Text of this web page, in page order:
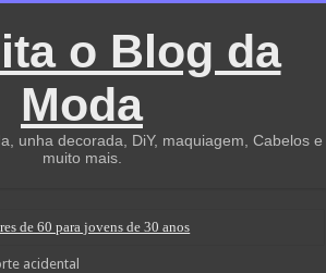
o Blog da
Moda
unha decorada, DiY, maquiagem, Cabelos e
muito mais.
de 60 para jovens de 30 anos
acidental